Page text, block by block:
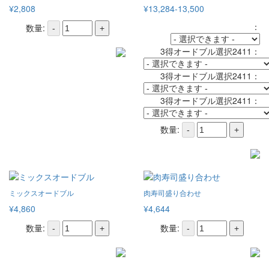
¥2,808
数量:
- +
¥13,284-13,500
：
3得オードブル選択2411：
3得オードブル選択2411：
3得オードブル選択2411：
数量: - +
ミックスオードブル
¥4,860
数量:
- +
肉寿司盛り合わせ
¥4,644
数量:
- +